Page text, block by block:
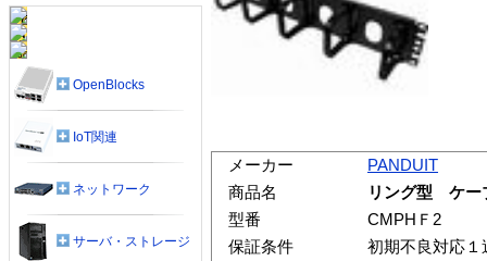
メーカー
PANDUIT
商品名
リング型 ケー
型番
CMPHＦ2
保証条件
初期不良対応１
OpenBlocks
IoT関連
ネットワーク
サーバ・ストレージ